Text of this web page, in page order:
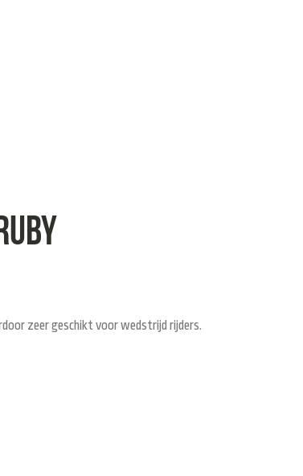
zeer geschikt voor wedstrijd rijders.